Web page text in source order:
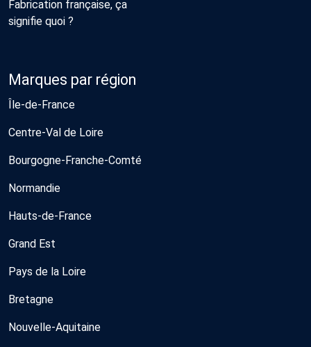
Fabrication française, ça
signifie quoi ?
Marques par région
Île-de-France
Centre-Val de Loire
Bourgogne-Franche-Comté
Normandie
Hauts-de-France
Grand Est
Pays de la Loire
Bretagne
Nouvelle-Aquitaine